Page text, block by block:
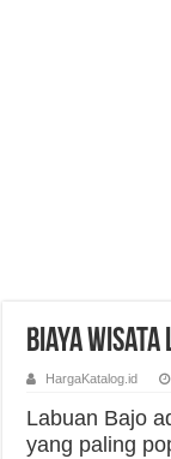
Biaya
HargaKatalog.id
Labuan Bajo
yang paling